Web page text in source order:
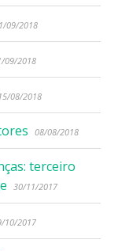
09/2018
09/2018
15/08/2018
08/08/2018
terceiro
30/11/2017
10/2017